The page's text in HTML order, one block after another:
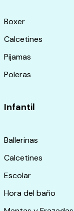
Boxer
Calcetines
Pijamas
Poleras
Infantil
Ballerinas
Calcetines
Escolar
Hora del baño